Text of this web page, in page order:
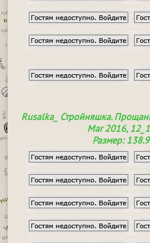
Rusalka_ Стройняшка.
Mar 2016,
Размер: